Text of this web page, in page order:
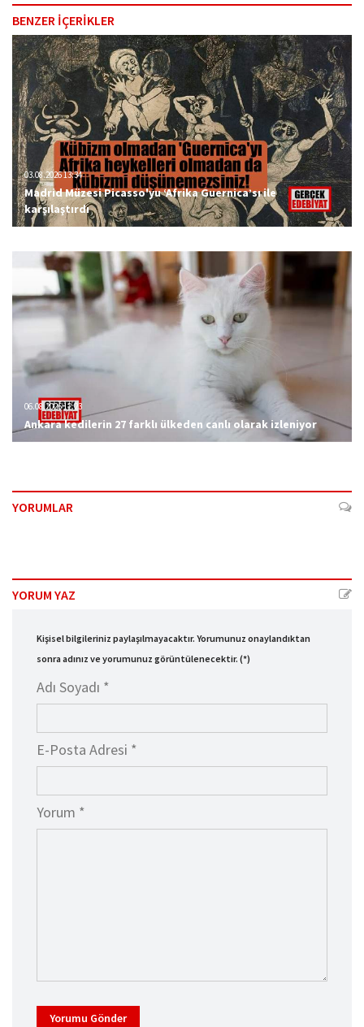
BENZER İÇERİKLER
03.08.2026 13:34
Madrid Müzesi Picasso'yu ‘Afrika Guernica’sı ile
karşılaştırdı
06.08.2026 12:23
Ankara kedilerin 27 farklı ülkeden canlı olarak izleniyor
YORUMLAR
YORUM YAZ
Kişisel bilgileriniz paylaşılmayacaktır. Yorumunuz onaylandıktan
sonra adınız ve yorumunuz görüntülenecektir. (*)
Adı Soyadı *
E-Posta Adresi *
Yorum *
Yorumu Gönder